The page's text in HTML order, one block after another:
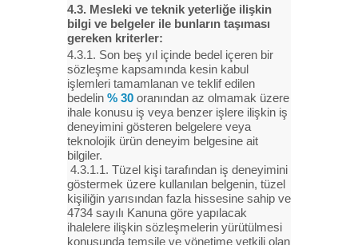
4.3. Mesleki ve teknik yeterliğe ilişkin
bilgi ve belgeler ile bunların taşıması
gereken kriterler:
4.3.1. Son beş yıl içinde bedel içeren bir
sözleşme kapsamında kesin kabul
işlemleri tamamlanan ve teklif edilen
bedelin % 30 oranından az olmamak üzere
ihale konusu iş veya benzer işlere ilişkin iş
deneyimini gösteren belgelere veya
teknolojik ürün deneyim belgesine ait
bilgiler.
4.3.1.1. Tüzel kişi tarafından iş deneyimini
göstermek üzere kullanılan belgenin, tüzel
kişiliğin yarısından fazla hissesine sahip ve
4734 sayılı Kanuna göre yapılacak
ihalelere ilişkin sözleşmelerin yürütülmesi
konusunda temsile ve yönetime yetkili olan